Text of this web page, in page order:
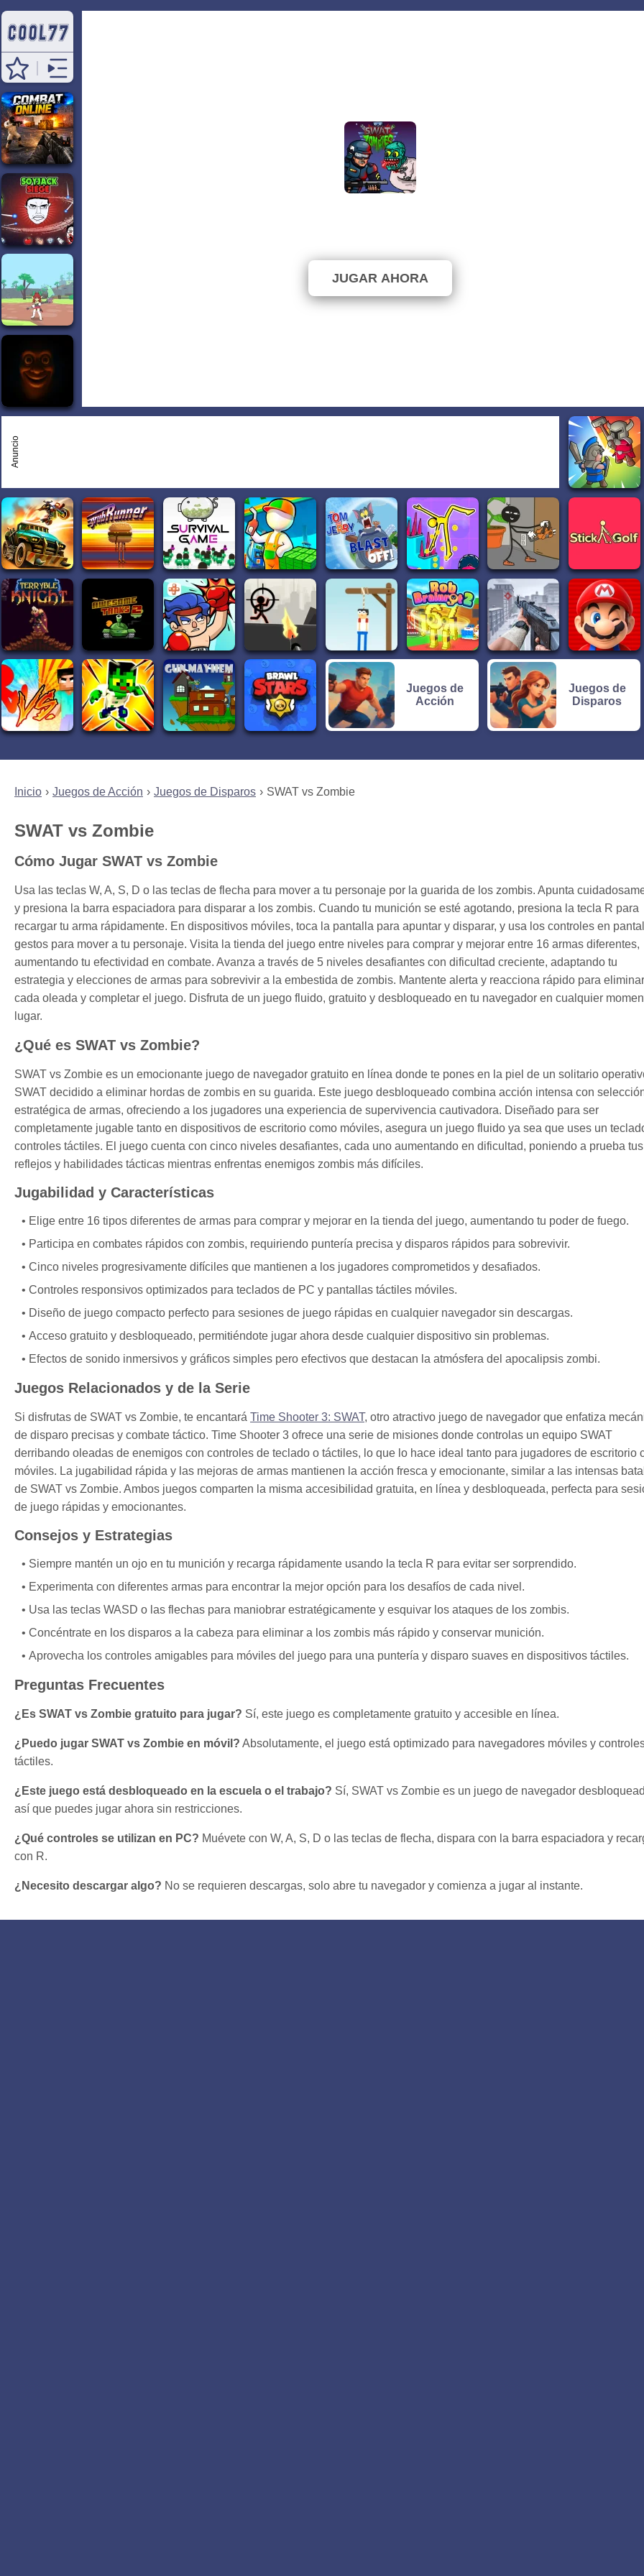
Inicio Juegos de Acción Juegos de Disparos SWAT vs Zombie
SWAT vs Zombie
Cómo Jugar SWAT vs Zombie
Usa las teclas W, A, S, D o las teclas de flecha para mover a tu personaje por la guarida de los zombis. Apunta
y presiona la barra espaciadora para disparar a los zombis. Cuando tu munición se esté agotando, presiona la tecla R para
recargar tu arma rápidamente. En dispositivos móviles, toca la pantalla para apuntar y disparar, y usa los controles en
gestos para mover a tu personaje. Visita la tienda del juego entre niveles para comprar y mejorar entre 16 armas diferentes,
aumentando tu efectividad en combate. Avanza a través de 5 niveles desafiantes con dificultad creciente, adaptando tu
estrategia y elecciones de armas para sobrevivir a la embestida de zombis. Mantente alerta y reacciona rápido para eliminar
cada oleada y completar el juego. Disfruta de un juego fluido, gratuito y desbloqueado en tu navegador en cualquier
lugar.
¿Qué es SWAT vs Zombie?
SWAT vs Zombie es un emocionante juego de navegador gratuito en línea donde te pones en la piel de un solitario
SWAT decidido a eliminar hordas de zombis en su guarida. Este juego desbloqueado combina acción intensa con
estratégica de armas, ofreciendo a los jugadores una experiencia de supervivencia cautivadora. Diseñado para ser
completamente jugable tanto en dispositivos de escritorio como móviles, asegura un juego fluido ya sea que uses un
controles táctiles. El juego cuenta con cinco niveles desafiantes, cada uno aumentando en dificultad, poniendo a prueba tus
reflejos y habilidades tácticas mientras enfrentas enemigos zombis más difíciles.
Jugabilidad y Características
Elige entre 16 tipos diferentes de armas para comprar y mejorar en la tienda del juego, aumentando tu poder de fuego.
Participa en combates rápidos con zombis, requiriendo puntería precisa y disparos rápidos para sobrevivir.
Cinco niveles progresivamente difíciles que mantienen a los jugadores comprometidos y desafiados.
Controles responsivos optimizados para teclados de PC y pantallas táctiles móviles.
Diseño de juego compacto perfecto para sesiones de juego rápidas en cualquier navegador sin descargas.
Acceso gratuito y desbloqueado, permitiéndote jugar ahora desde cualquier dispositivo sin problemas.
Efectos de sonido inmersivos y gráficos simples pero efectivos que destacan la atmósfera del apocalipsis zombi.
Juegos Relacionados y de la Serie
Si disfrutas de SWAT vs Zombie, te encantará Time Shooter 3: SWAT, otro atractivo juego de navegador que enfatiza
de disparo precisas y combate táctico. Time Shooter 3 ofrece una serie de misiones donde controlas un equipo SWAT
derribando oleadas de enemigos con controles de teclado o táctiles, lo que lo hace ideal tanto para jugadores de escritorio
móviles. La jugabilidad rápida y las mejoras de armas mantienen la acción fresca y emocionante, similar a las intensas
de SWAT vs Zombie. Ambos juegos comparten la misma accesibilidad gratuita, en línea y desbloqueada, perfecta para
de juego rápidas y emocionantes.
Consejos y Estrategias
Siempre mantén un ojo en tu munición y recarga rápidamente usando la tecla R para evitar ser sorprendido.
Experimenta con diferentes armas para encontrar la mejor opción para los desafíos de cada nivel.
Usa las teclas WASD o las flechas para maniobrar estratégicamente y esquivar los ataques de los zombis.
Concéntrate en los disparos a la cabeza para eliminar a los zombis más rápido y conservar munición.
Aprovecha los controles amigables para móviles del juego para una puntería y disparo suaves en dispositivos táctiles.
Preguntas Frecuentes
¿Es SWAT vs Zombie gratuito para jugar? Sí, este juego es completamente gratuito y accesible en línea.
¿Puedo jugar SWAT vs Zombie en móvil? Absolutamente, el juego está optimizado para navegadores móviles y
táctiles.
¿Este juego está desbloqueado en la escuela o el trabajo? Sí, SWAT vs Zombie es un juego de navegador
así que puedes jugar ahora sin restricciones.
¿Qué controles se utilizan en PC? Muévete con W, A, S, D o las teclas de flecha, dispara con la barra espaciadora y
con R.
¿Necesito descargar algo? No se requieren descargas, solo abre tu navegador y comienza a jugar al instante.
JUGAR AHORA
Anuncio
Juegos de
Acción
Juegos de
Disparos